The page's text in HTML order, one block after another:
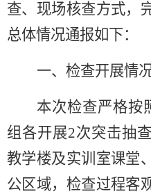
查、现场核查方式，
总体情况通报如下：
一、检查开展情
本次检查严格按
组各开展2次突击抽
教学楼及实训室课堂
公区域，检查过程客